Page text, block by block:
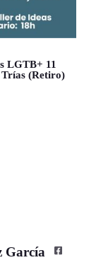
LGTB+ 11
Trías (Retiro)
García